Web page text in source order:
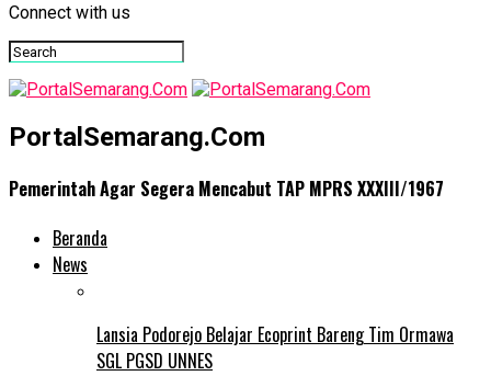
Connect with us
PortalSemarang.Com
Pemerintah Agar Segera Mencabut TAP MPRS XXXIII/1967
Beranda
News
Lansia Podorejo Belajar Ecoprint Bareng Tim Ormawa
SGL PGSD UNNES